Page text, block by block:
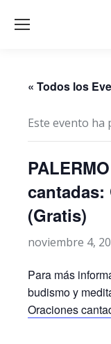
« Todos los
Este evento ha
cantadas:
(Gratis)
noviembre 4,
Para más
budismo y
Oraciones